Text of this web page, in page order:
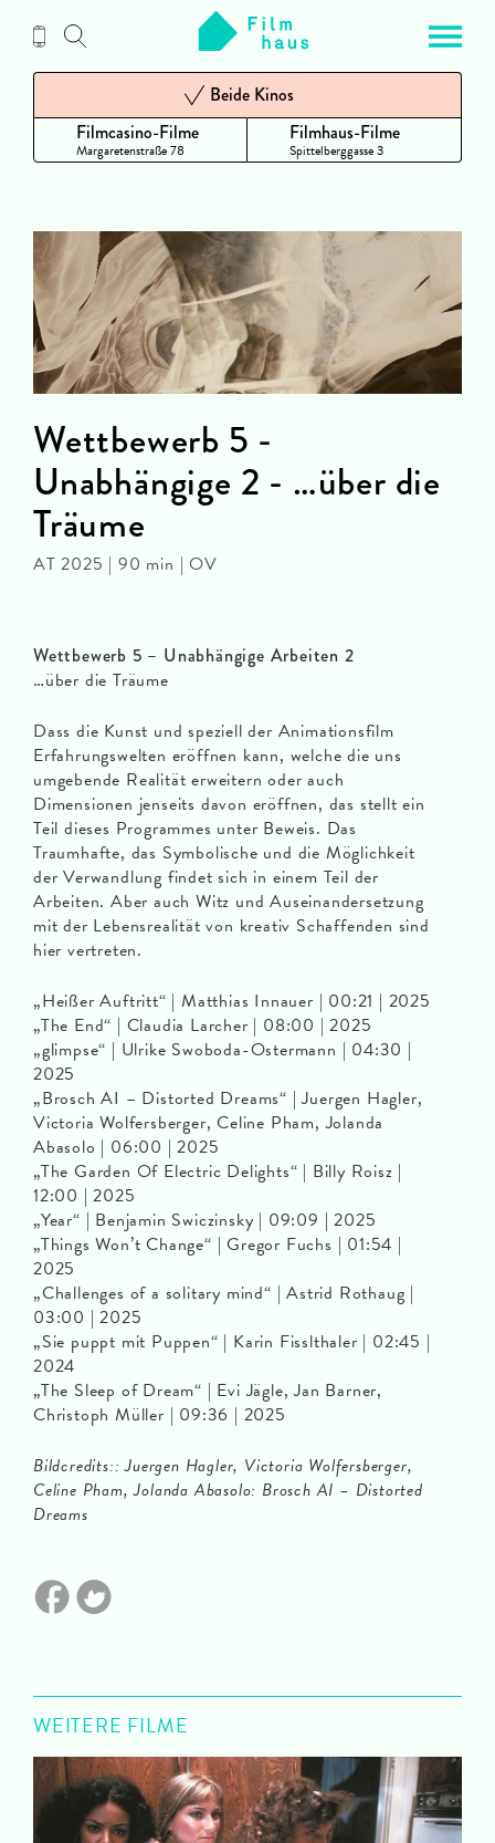
Inhalt
Filmcasino-Filme
Margaretenstraße 78
Beide Kinos
Filmhaus-Filme
Spittelberggasse 3
Wettbewerb 5 – Unabhängige Arbeiten 2
…über die Träume
Dass die Kunst und speziell der Animationsfilm
Erfahrungswelten eröffnen kann, welche die uns
umgebende Realität erweitern oder auch
Dimensionen jenseits davon eröffnen, das stellt ein
Teil dieses Programmes unter Beweis. Das
Traumhafte, das Symbolische und die Möglichkeit
der Verwandlung findet sich in einem Teil der
Arbeiten. Aber auch Witz und Auseinandersetzung
mit der Lebensrealität von kreativ Schaffenden sind
hier vertreten.
„Heißer Auftritt“ | Matthias Innauer | 00:21 | 2025
„The End“ | Claudia Larcher | 08:00 | 2025
„glimpse“ | Ulrike Swoboda-Ostermann | 04:30 |
2025
„Brosch AI – Distorted Dreams“ | Juergen Hagler,
Victoria Wolfersberger, Celine Pham, Jolanda
Abasolo | 06:00 | 2025
„The Garden Of Electric Delights“ | Billy Roisz |
12:00 | 2025
„Year“ | Benjamin Swiczinsky | 09:09 | 2025
„Things Won’t Change“ | Gregor Fuchs | 01:54 |
2025
„Challenges of a solitary mind“ | Astrid Rothaug |
03:00 | 2025
„Sie puppt mit Puppen“ | Karin Fisslthaler | 02:45 |
2024
„The Sleep of Dream“ | Evi Jägle, Jan Barner,
Christoph Müller | 09:36 | 2025
Bildcredits:: Juergen Hagler, Victoria Wolfersberger,
Celine Pham, Jolanda Abasolo: Brosch AI – Distorted
Dreams
Wettbewerb 5 -
Unabhängige 2 - …über die
Träume
AT 2025 | 90 min | OV
WEITERE FILME